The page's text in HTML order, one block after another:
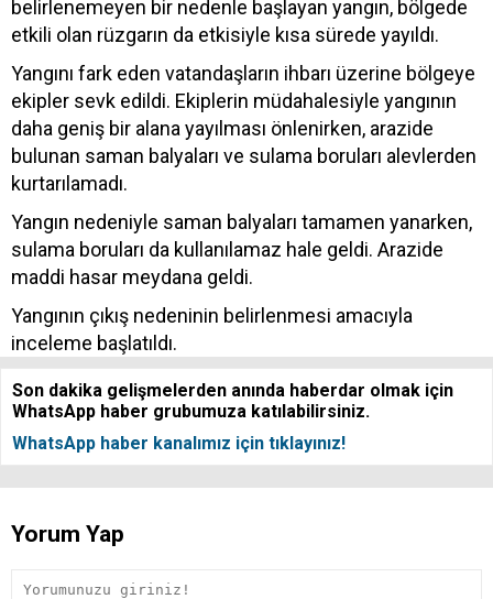
belirlenemeyen bir nedenle başlayan yangın, bölgede
etkili olan rüzgarın da etkisiyle kısa sürede yayıldı.
Yangını fark eden vatandaşların ihbarı üzerine bölgeye
ekipler sevk edildi. Ekiplerin müdahalesiyle yangının
daha geniş bir alana yayılması önlenirken, arazide
bulunan saman balyaları ve sulama boruları alevlerden
kurtarılamadı.
Yangın nedeniyle saman balyaları tamamen yanarken,
sulama boruları da kullanılamaz hale geldi. Arazide
maddi hasar meydana geldi.
Yangının çıkış nedeninin belirlenmesi amacıyla
inceleme başlatıldı.
Son dakika gelişmelerden anında haberdar olmak için
WhatsApp haber grubumuza katılabilirsiniz.
WhatsApp haber kanalımız için tıklayınız!
Yorum Yap